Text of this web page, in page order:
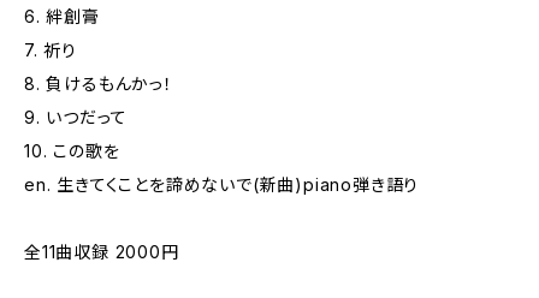
6. 絆創膏
7. 祈り
8. 負けるもんかっ！
9. いつだって
10. この歌を
en. 生きてくことを諦めないで(新曲)piano弾き語り
全11曲収録 2000円